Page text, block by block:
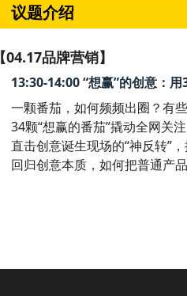
议题介绍
【04.17品牌营销】
13:30-14:00 “想赢”的创意：
一颗番茄，如何频频出圈？有
34颗“想赢的番茄”撬动全网关
直击创意诞生现场的“神反转”
回归创意本质，如何把普通产